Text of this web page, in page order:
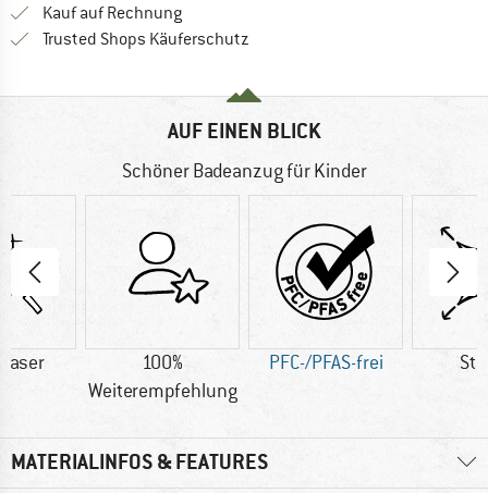
Kauf auf RechnungFinde die Zahlungs-Infos hier! Öffnet
Trusted Shops Käuferschutz
AUF EINEN BLICK
Schöner Badeanzug für Kinder
100%
Weiterempfehlung
PFC-/PFAS-frei
MATERIALINFOS & FEATURES